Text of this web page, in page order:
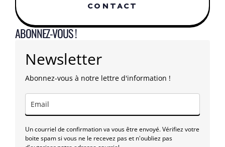
CONTACT
ABONNEZ-VOUS !
Newsletter
Abonnez-vous à notre lettre d'information !
Un courriel de confirmation va vous être envoyé. Vérifiez votre
boite spam si vous ne le recevez pas et n'oubliez pas